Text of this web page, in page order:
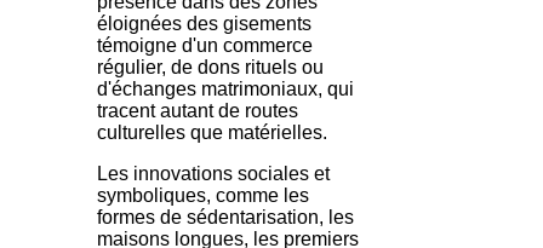
éloignées des gisements
témoigne d'un commerce
régulier, de dons rituels ou
d'échanges matrimoniaux, qui
tracent autant de routes
culturelles que matérielles.
Les innovations sociales et
symboliques, comme les
formes de sédentarisation, les
maisons longues, les premiers